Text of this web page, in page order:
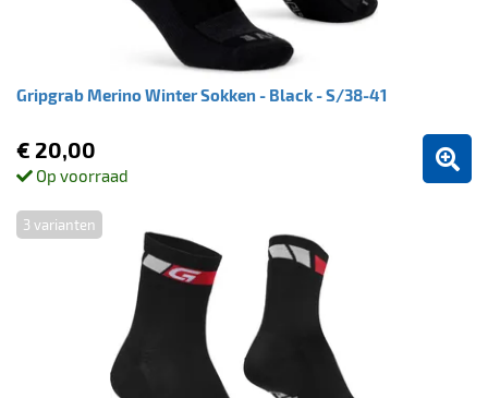
Gripgrab Merino Winter Sokken - Black - S/38-41
€ 20,00
Op voorraad
3 varianten